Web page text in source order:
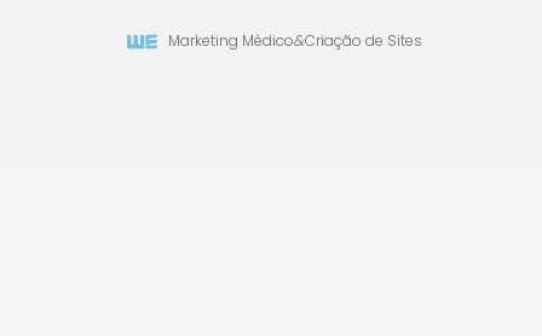
Marketing Médico&Criação de Sites